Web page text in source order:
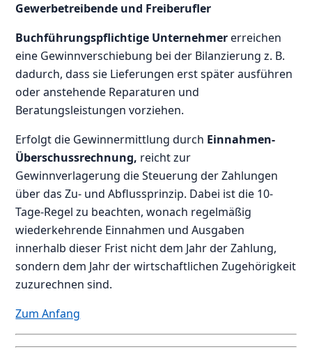
Gewerbetreibende und Freiberufler
Buchführungspflichtige Unternehmererreichen
eine Gewinnverschiebung bei der Bilanzierung z. B.
dadurch, dass sie Lieferungen erst später ausführen
oder anstehende Reparaturen und
Beratungsleistungen vorziehen.
Erfolgt die Gewinnermittlung durch Einnahmen-
Überschussrechnung, reicht zur
Gewinnverlagerung die Steuerung der Zahlungen
über das Zu- und Abflussprinzip. Dabei ist die 10-
Tage-Regel zu beachten, wonach regelmäßig
wiederkehrende Einnahmen und Ausgaben
innerhalb dieser Frist nicht dem Jahr der Zahlung,
sondern dem Jahr der wirtschaftlichen Zugehörigkeit
zuzurechnen sind.
Zum Anfang